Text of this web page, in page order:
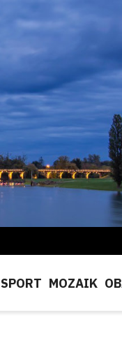
SPORT MOZAIK